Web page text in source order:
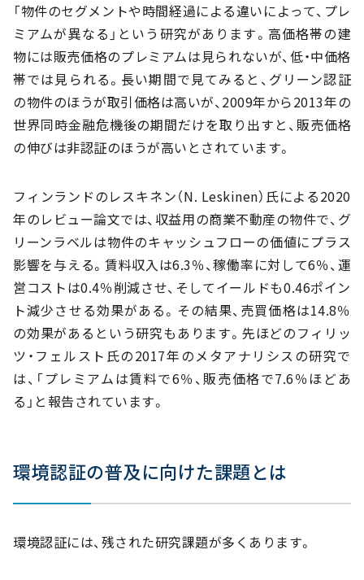
「物件のセグメントや時間経過による違いによって、プレ
ミアムが異なる」という研究があります。高価格帯の建
物には販売価格のプレミアムは見られないが、低・中価格
帯では見られる。長い期間で見てみると、グリーン認証
の物件のほうが取引価格は高いが、2009年から2013年の
世界同時金融危機後の期間だけを取り出すと、販売価格
の伸びは非認証のほうが高いとされています。
フィンランドのレスキネン（N. Leskinen）氏による2020
年のレビュー論文では、収益用の商業不動産の物件で、グ
リーンラベルは物件のキャッシュフローの価値にプラス
影響を与える。賃料収入は6.3％、稼働率に対して6％、運
営コストは0.4％削減させ、そしてイールドも0.46ポイン
ト減少させる効果がある。その結果、売買価格は14.8％
の効果があるという研究もあります。先ほどのフィリッ
ツ・フェルスト氏の2017年のメタアナリシスの研究で
は、「プレミアムは賃料で6％、販売価格で7.6％ほどあ
る」と報告されています。
環境認証の普及に向けた課題とは
環境認証には、残された研究課題が多くあります。